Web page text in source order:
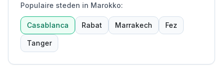
Populaire steden in Marokko:
Casablanca Rabat Marrakech Fez
Tanger